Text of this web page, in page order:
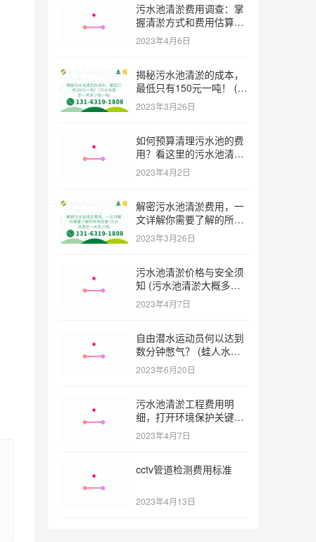
污水池清淤费用调查：掌
握清淤方式和费用估算技
巧 (污水池清淤多少钱一
方米)
2023年4月6日
揭秘污水池清淤的成本，
最低只有150元一吨！ (污
水池清淤一米多少钱一吨)
2023年3月26日
如何预算清理污水池的费
用？看这里的污水池清淤
工程报价表范本！ (污水
池清淤工程报价表范本)
2023年4月2日
解密污水池清淤费用，一
文详解你需要了解的所有
因素 (污水池清淤一米多
少钱)
2023年3月26日
污水池清淤价格与安全须
知 (污水池清淤大概多少
一方)
2023年4月7日
自由潜水运动员何以达到
数分钟憋气？ (蛙人水下
憋气最长多久)
2023年6月20日
污水池清淤工程费用明
细，打开环境保护关键之
门 (污水池清淤工程报价
明细)
2023年4月7日
cctv管道检测费用标准
2023年4月13日